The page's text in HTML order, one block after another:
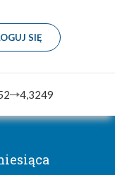
SIĘ
4,3249